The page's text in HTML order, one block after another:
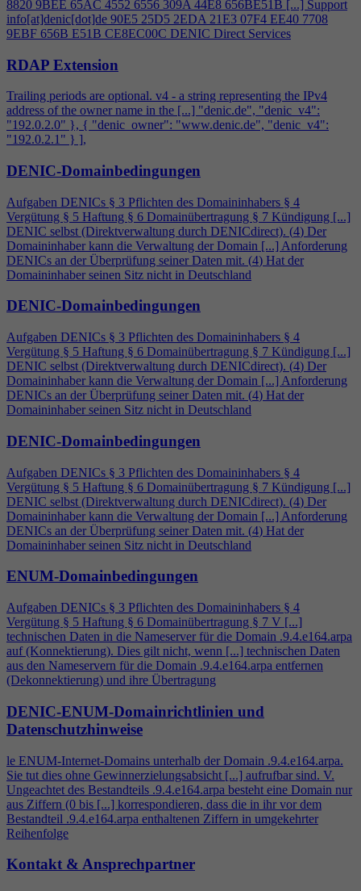
8820 9BEE 65AC 4552 6556 309A 44E8 656BE51B [...] Support
info[at]denic[dot]de 90E5 25D5 2EDA 21E3 07F4 EE40 7708
9EBF 656B E51B CE8EC00C DENIC Direct Services
RDAP Extension
Trailing periods are optional. v4 - a string representing the IPv4
address of the owner name in the [...] "denic.de", "denic_v4":
"192.0.2.0" }, { "denic_owner": "www.denic.de", "denic_v4":
"192.0.2.1" } ],
DENIC-Domainbedingungen
Aufgaben DENICs § 3 Pflichten des Domaininhabers § 4
Vergütung § 5 Haftung § 6 Domainübertragung § 7 Kündigung [...]
DENIC selbst (Direktverwaltung durch DENICdirect). (4) Der
Domaininhaber kann die Verwaltung der Domain [...] Anforderung
DENICs an der Überprüfung seiner Daten mit. (4) Hat der
Domaininhaber seinen Sitz nicht in Deutschland
DENIC-Domainbedingungen
Aufgaben DENICs § 3 Pflichten des Domaininhabers § 4
Vergütung § 5 Haftung § 6 Domainübertragung § 7 Kündigung [...]
DENIC selbst (Direktverwaltung durch DENICdirect). (4) Der
Domaininhaber kann die Verwaltung der Domain [...] Anforderung
DENICs an der Überprüfung seiner Daten mit. (4) Hat der
Domaininhaber seinen Sitz nicht in Deutschland
DENIC-Domainbedingungen
Aufgaben DENICs § 3 Pflichten des Domaininhabers § 4
Vergütung § 5 Haftung § 6 Domainübertragung § 7 Kündigung [...]
DENIC selbst (Direktverwaltung durch DENICdirect). (4) Der
Domaininhaber kann die Verwaltung der Domain [...] Anforderung
DENICs an der Überprüfung seiner Daten mit. (4) Hat der
Domaininhaber seinen Sitz nicht in Deutschland
ENUM-Domainbedingungen
Aufgaben DENICs § 3 Pflichten des Domaininhabers § 4
Vergütung § 5 Haftung § 6 Domainübertragung § 7 V [...]
technischen Daten in die Nameserver für die Domain .9.4.e164.arpa
auf (Konnektierung). Dies gilt nicht, wenn [...] technischen Daten
aus den Nameservern für die Domain .9.4.e164.arpa entfernen
(Dekonnektierung) und ihre Übertragung
DENIC-ENUM-Domainrichtlinien und
Datenschutzhinweise
le ENUM-Internet-Domains unterhalb der Domain .9.4.e164.arpa.
Sie tut dies ohne Gewinnerzielungsabsicht [...] aufrufbar sind. V.
Ungeachtet des Bestandteils .9.4.e164.arpa besteht eine Domain nur
aus Ziffern (0 bis [...] korrespondieren, dass die in ihr vor dem
Bestandteil .9.4.e164.arpa enthaltenen Ziffern in umgekehrter
Reihenfolge
Kontakt & Ansprechpartner